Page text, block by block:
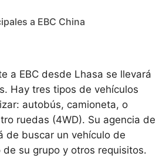
a EBC China
a EBC desde Lhasa se llevará
Hay tres tipos de vehículos
autobús, camioneta, o
ruedas (4WD). Su agencia de
de buscar un vehículo de
su grupo y otros requisitos.